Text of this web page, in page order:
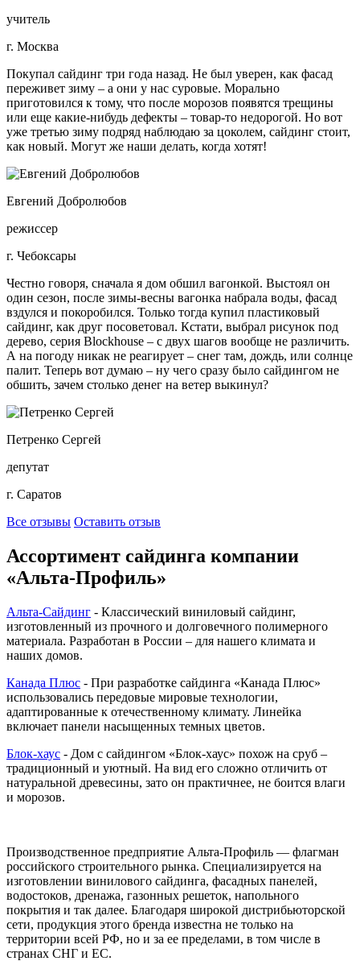
учитель
г. Москва
Покупал сайдинг три года назад. Не был уверен, как фасад
переживет зиму – а они у нас суровые. Морально
приготовился к тому, что после морозов появятся трещины
или еще какие-нибудь дефекты – товар-то недорогой. Но вот
уже третью зиму подряд наблюдаю за цоколем, сайдинг стоит,
как новый. Могут же наши делать, когда хотят!
Евгений Добролюбов
режиссер
г. Чебоксары
Честно говоря, сначала я дом обшил вагонкой. Выстоял он
один сезон, после зимы-весны вагонка набрала воды, фасад
вздулся и покоробился. Только тогда купил пластиковый
сайдинг, как друг посоветовал. Кстати, выбрал рисунок под
дерево, серия Blockhouse – с двух шагов вообще не различить.
А на погоду никак не реагирует – снег там, дождь, или солнце
палит. Теперь вот думаю – ну чего сразу было сайдингом не
обшить, зачем столько денег на ветер выкинул?
Петренко Сергей
депутат
г. Саратов
Все отзывы Оставить отзыв
Ассортимент сайдинга компании
«Альта-Профиль»
Альта-Сайдинг - Классический виниловый сайдинг,
изготовленный из прочного и долговечного полимерного
материала. Разработан в России – для нашего климата и
наших домов.
Канада Плюс - При разработке сайдинга «Канада Плюс»
использовались передовые мировые технологии,
адаптированные к отечественному климату. Линейка
включает панели насыщенных темных цветов.
Блок-хаус - Дом с сайдингом «Блок-хаус» похож на сруб –
традиционный и уютный. На вид его сложно отличить от
натуральной древесины, зато он практичнее, не боится влаги
и морозов.
Производственное предприятие Альта-Профиль — флагман
российского строительного рынка. Специализируется на
изготовлении винилового сайдинга, фасадных панелей,
водостоков, дренажа, газонных решеток, напольного
покрытия и так далее. Благодаря широкой дистрибьюторской
сети, продукция этого бренда известна не только на
территории всей РФ, но и за ее пределами, в том числе в
странах СНГ и ЕС.